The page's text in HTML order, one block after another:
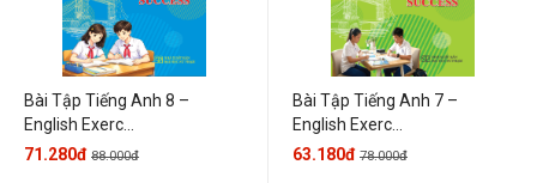
Bài Tập Tiếng Anh 8 –
English Exerc...
71.280đ 88.000đ
Bài Tập Tiếng Anh 7 –
English Exerc...
63.180đ 78.000đ